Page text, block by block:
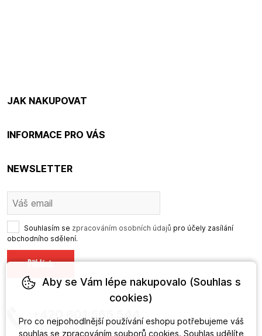
JAK NAKUPOVAT
INFORMACE PRO VÁS
NEWSLETTER
Souhlasím se zpracováním osobních údajů pro účely zasílání
obchodního sdělení.
+420 601 565 544
Aby se Vám lépe nakupovalo (Souhlas s
cookies)
Pro co nejpohodlnější používání eshopu potřebujeme váš
souhlas se zpracováním souborů cookies. Souhlas udělíte